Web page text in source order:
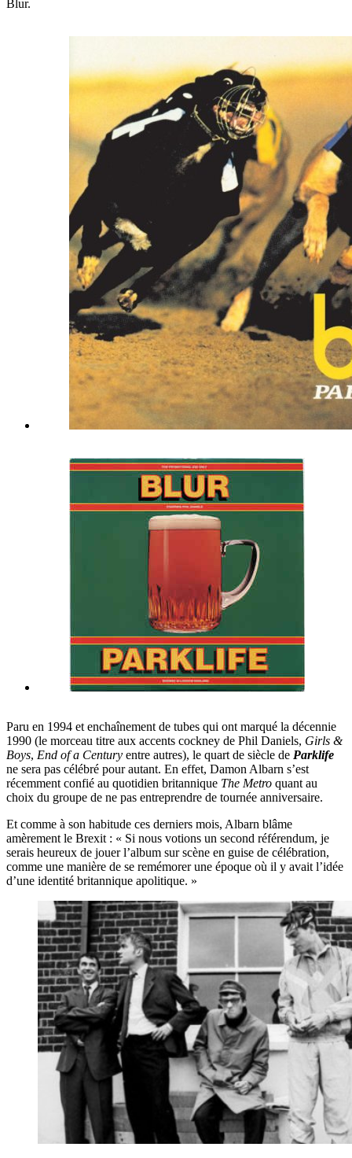
Blur.
Paru en 1994 et enchaînement de tubes qui ont marqué la décennie
1990 (le morceau titre aux accents cockney de Phil Daniels, Girls &
Boys, End of a Century entre autres), le quart de siècle de Parklife
ne sera pas célébré pour autant. En effet, Damon Albarn s’est
récemment confié au quotidien britannique The Metro quant au
choix du groupe de ne pas entreprendre de tournée anniversaire.
Et comme à son habitude ces derniers mois, Albarn blâme
amèrement le Brexit : « Si nous votions un second référendum, je
serais heureux de jouer l’album sur scène en guise de célébration,
comme une manière de se remémorer une époque où il y avait l’idée
d’une identité britannique apolitique. »